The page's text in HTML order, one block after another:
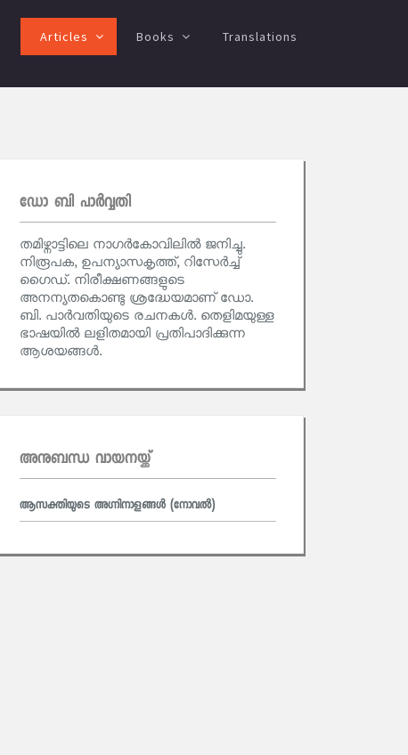
Articles Books Translations
ഡോ ബി പാര്‍വ്വതി
തമിഴ്നാട്ടിലെ നാഗര്‍കോവിലില്‍ ജനിച്ചു.
നിരൂപക, ഉപന്യാസകൃത്ത്, റിസേര്‍ച്ച്
ഗൈഡ്. നിരീക്ഷണങ്ങളുടെ
അനന്യതകൊണ്ടു ശ്രദ്ധേയമാണ് ഡോ.
ബി. പാര്‍വതിയുടെ രചനകള്‍. തെളിമയുള്ള
ഭാഷയില്‍ ലളിതമായി പ്രതിപാദിക്കുന്ന
ആശയങ്ങള്‍.
അനുബന്ധ വായനയ്ക്ക്
ആസക്തിയുടെ അഗ്നിനാളങ്ങൾ (നോവല്‍)